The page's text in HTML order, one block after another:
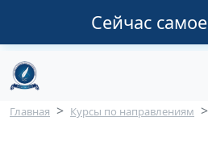
Сейчас
Строка навигации
Главная Курсы по направлениям